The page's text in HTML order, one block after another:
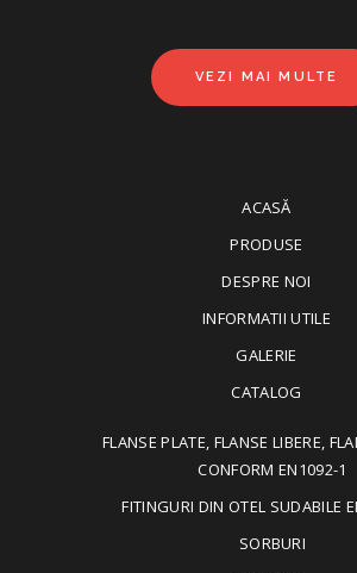
VEZI MAI MULTE
ACASĂ
PRODUSE
DESPRE NOI
INFORMATII UTILE
GALERIE
CATALOG
FLANSE PLATE, FLANSE LIBERE,
CONFORM EN1092-1
FITINGURI DIN OTEL SUDABILE
SORBURI